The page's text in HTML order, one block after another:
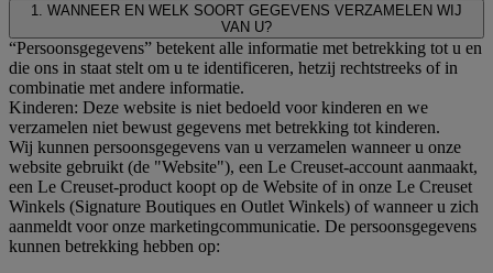
1. WANNEER EN WELK SOORT GEGEVENS VERZAMELEN WIJ
VAN U?
“Persoonsgegevens” betekent alle informatie met betrekking tot u en
die ons in staat stelt om u te identificeren, hetzij rechtstreeks of in
combinatie met andere informatie.
Kinderen: Deze website is niet bedoeld voor kinderen en we
verzamelen niet bewust gegevens met betrekking tot kinderen.
Wij kunnen persoonsgegevens van u verzamelen wanneer u onze
website gebruikt (de "Website"), een Le Creuset-account aanmaakt,
een Le Creuset-product koopt op de Website of in onze Le Creuset
Winkels (Signature Boutiques en Outlet Winkels) of wanneer u zich
aanmeldt voor onze marketingcommunicatie. De persoonsgegevens
kunnen betrekking hebben op: